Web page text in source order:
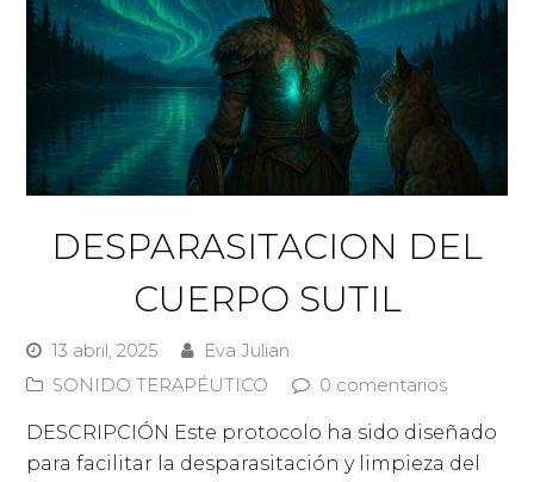
DESPARASITACION DEL
CUERPO SUTIL
13 abril, 2025
Eva Julian
SONIDO TERAPÉUTICO
0 comentarios
DESCRIPCIÓN Este protocolo ha sido diseñado
para facilitar la desparasitación y limpieza del